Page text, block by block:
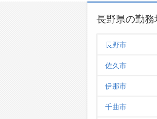
長野県の勤
長野市
佐久市
伊那市
千曲市